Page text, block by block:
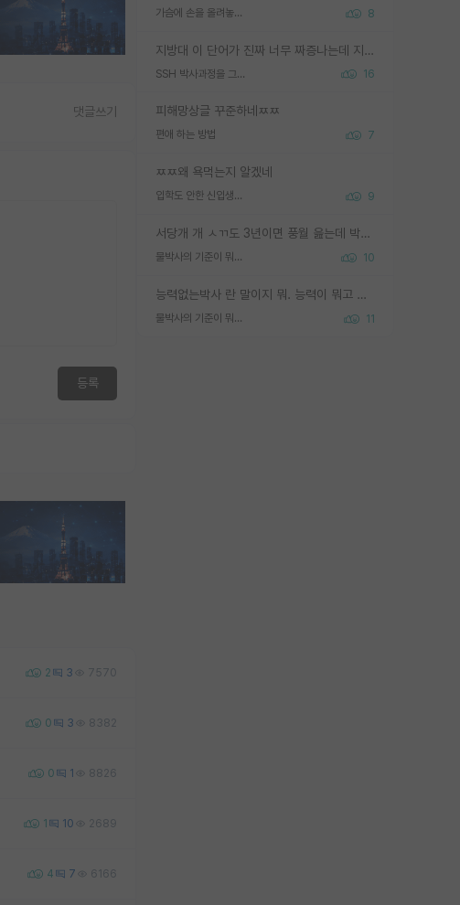
가슴에 손을 올려놓고 싫어하는 사람 불공정하게 리뷰 8
지방대 이 단어가 진짜 너무 짜증나는데 지방대면 다 그냥 쓰레기인가요? 무슨 말 같지도 않은 댓글들이 있는건지??? 지방에도 충분히 좋은 대학 많고 충분히 잘하는 교수님들 많습니다 포항공대 4개 IST 대표 지거국들 여기 모두 다 지방에 있고 여기 출신들 중에 교수하는 분들 적지 않습니다 지거국 출신이 무슨 교수를 하냐?라고 생각할 사람들 많은데 상위 대표 지거국에 아웃라이어들 많습니다 결국 개인의 연구역량과 실적이 중요합니다 이 역량을 펼치는데 있어서 지도교수와의 합도 중요합니다. 그리고 경력이 필요하면 해외포닥까지 다녀오세요
SSH 박사과정을 그만두고 지방대 박사로 옮기면 교수의 꿈은 끝일까요? 16
피해망상글 꾸준하네ㅉㅉ
편애 하는 방법 7
ㅉㅉ왜 욕먹는지 알겠네
입학도 안한 신입생이 원래 관심을 받나요 9
서당개 개 ㅅㄲ도 3년이면 풍월 읊는데 박사 5년 이상 대리고 있으면서 물된건 교수 탓 맞는ㄱ게 거기가 서당이 아니란 소리임
물박사의 기준이 뭐임? 10
능력없는박사 란 말이지 뭐. 능력이 뭐고 능력이 있다는게 뭔지는 사람마다 기준이 다르니까 얘기해봐야 서로 자기 기준만 얘기해서 논쟁이 끝이 안나고. 주위에서 능력있고 야심있는 신입생이 교수가 유의미한 피드백을 아예 안주면서 제대로된 과제에 참여해볼 기회도 제공하지 않고 잡일 뺑뺑이만 돌려서 맨날 단순작업만 하면서 밤새다가 눈빛이 점점 죽어가는걸 본 사람은 물박사는 교수탓이라고 하고, 교수는 이것저것 알려도 주고 기회도 주고 사수 동기 붙여주면서 어떻게든 끌고가려고 하는데 본인이 매일 뺀질거리면서 출근 하는둥마는둥 하다가 기껏 와서도 폰이나 쳐다보다가 실험 망치고 저녁약속있어서 먼저 가볼게요~ 하는걸 본 사람은 물박사는 본인탓이라고 함.
물박사의 기준이 뭐임? 11
댓글쓰기
등록
2 3 7570
0 3 8382
0 1 8826
1 10 2689
4 7 6166